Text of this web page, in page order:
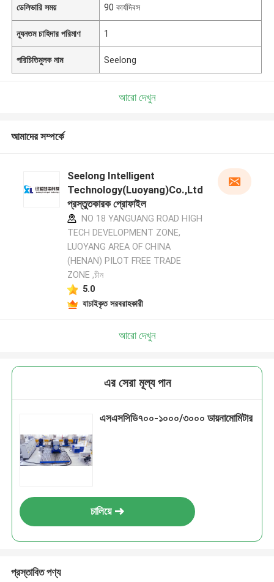
ডেলিভারি সময় 90 কার্যদিবস
ন্যূনতম চাহিদার পরিমাণ 1
পরিচিতিমুলক নাম Seelong
আরো দেখুন
আমাদের সম্পর্কে
Seelong Intelligent
Technology(Luoyang)Co.,Ltd
প্রস্তুতকারক প্রোফাইল
NO 18 YANGUANG ROAD HIGH
TECH DEVELOPMENT ZONE,
LUOYANG AREA OF CHINA
(HENAN) PILOT FREE TRADE
ZONE ,চীন
5.0
যাচাইকৃত সরবরাহকারী
আরো দেখুন
এর সেরা মূল্য পান
এসএসসিডি৭০০-১০০০/৩০০০ ডায়নামোমিটার
চালিয়ে
প্রস্তাবিত পণ্য